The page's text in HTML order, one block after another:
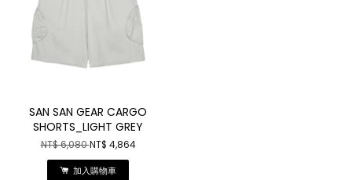
SAN SAN GEAR CARGO
SHORTS_LIGHT GREY
NT$ 6,080NT$ 4,864
加入購物車